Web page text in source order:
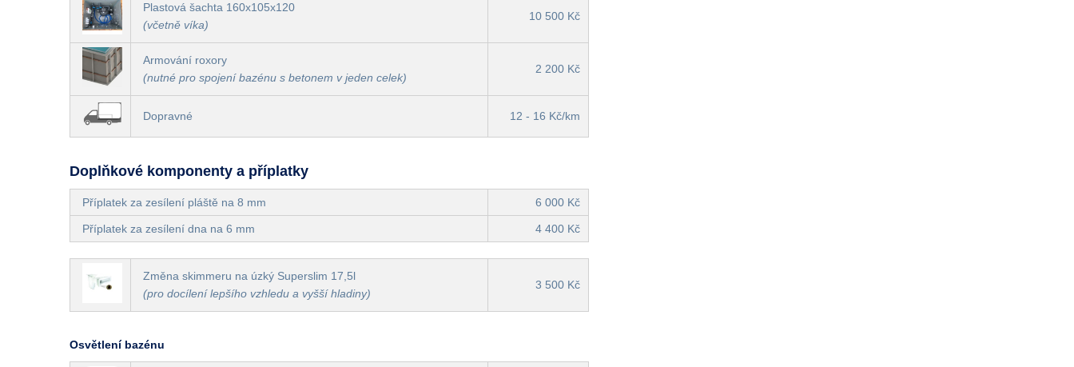
Plastová šachta 160x105x120
(včetně víka)
10 500 Kč
Armování roxory
(nutné pro spojení bazénu s betonem v jeden celek)
2 200 Kč
Dopravné 12 - 16 Kč/km
Doplňkové komponenty a příplatky
Příplatek za zesílení pláště na 8 mm 6 000 Kč
Příplatek za zesílení dna na 6 mm 4 400 Kč
Změna skimmeru na úzký Superslim 17,5l
(pro docílení lepšího vzhledu a vyšší hladiny)
3 500 Kč
Osvětlení bazénu